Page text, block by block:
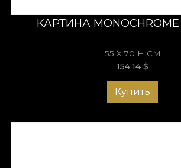
КАРТИНА MONOCHROME
55 X 70 H СМ
154,14 $
Купить